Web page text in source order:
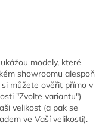
modely, které
showroomu alespoň
můžete ověřit přímo v
"Zvolte variantu")
velikost (a pak se
ve Vaší velikosti).